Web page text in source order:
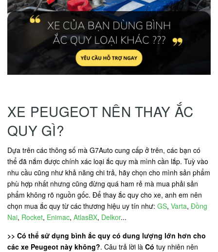
XE PEUGEOT NÊN THAY ẮC
QUY GÌ?
Dựa trên các thông số mà G7Auto cung cấp ở trên, các bạn có
thể đã nắm được chính xác loại ắc quy mà mình cần lắp. Tuỳ vào
nhu cầu cũng như khả năng chi trả, hãy chọn cho mình sản phẩm
phù hợp nhất nhưng cũng đừng quá ham rẻ mà mua phải sản
phẩm không rõ nguồn gốc. Để thay ắc quy cho xe, anh em nên
chọn mua ắc quy từ các thương hiệu uy tín như: GS, Varta, Đồng
Nai, Rocket, Enimac, AtlasBX, Delkor...
>> Có thể sử dụng bình ắc quy có dung lượng lớn hơn cho
các xe Peugeot này không?. Câu trả lời là Có tuy nhiên nên